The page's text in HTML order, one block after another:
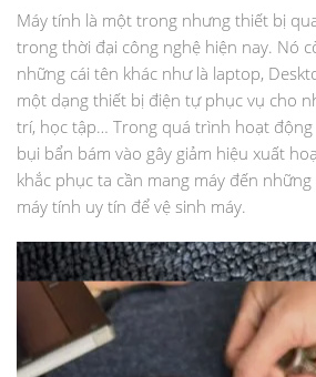
Máy tính là một trong nhưng thiết bị
trong thời đại công nghệ hiện nay. Nó
những cái tên khác như là laptop,
một dạng thiết bị điện tự phục vụ cho
trí, học tập… Trong quá trình hoạt
bụi bẩn bám vào gây giảm hiệu xuất
khắc phục ta cần mang máy đến
máy tính uy tín để vệ sinh máy.